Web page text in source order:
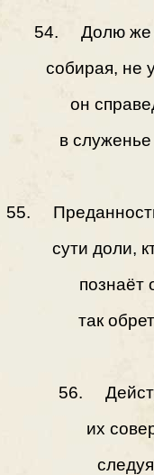
54. Долю же
собирая, не
он
в
55.
сути доли,
познаёт
так
56.
их